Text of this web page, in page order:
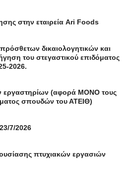
στην εταιρεία Ari Foods
δικαιολογητικών και
του στεγαστικού επιδόματος
2026.
εργαστηρίων (αφορά ΜΟΝΟ τους
σπουδών του ΑΤΕΙΘ)
7/2026
πτυχιακών εργασιών